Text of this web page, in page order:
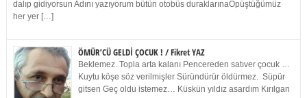
dalıp gidiyorsun Adını yazıyorum bütün otobüs duraklarınaÖpüştüğümüz
her yer […]
ÖMÜR’CÜ GELDİ ÇOCUK ! / Fikret YAZ
Beklemez. Topla arta kalanı Pencereden satıver çocuk …
Kuytu köşe söz verilmişler Süründürür öldürmez. Süpür
gitsen Geç oldu istemez… Küskün yıldız asardım Kırılgan